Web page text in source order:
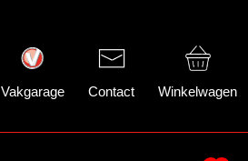
Vakgarage Contact Winkelwagen